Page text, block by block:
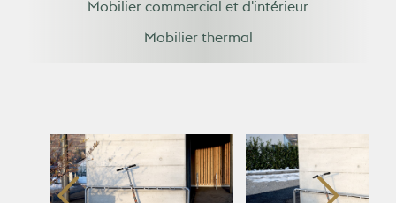
Mobilier commercial et d'intérieur
Mobilier thermal